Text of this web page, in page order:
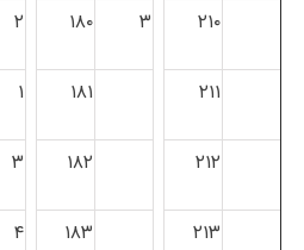
۲۱۰ ۳ ۱۸۰ ۲
۲۱۱ ۱۸۱ ۱
۲۱۲ ۱۸۲ ۳
۲۱۳ ۱۸۳ ۴